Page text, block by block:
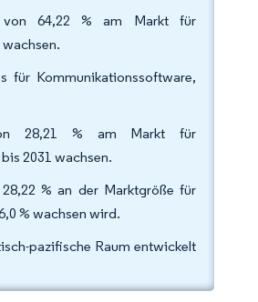
von 64,22 % am Markt für
für Kommunikationssoftware,
28,21 % am Markt für
2031 wachsen.
% an der Marktgröße für
% wachsen wird.
pazifische Raum entwickelt